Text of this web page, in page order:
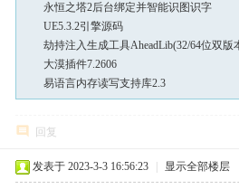
永恒之塔2后台绑定并智能识图识字
UE5.3.2引擎源码
劫持注入生成工具AheadLib(32/64位双版
大漠插件7.2606
易语言内存读写支持库2.3
回复
发表于 2023-3-3 16:56:23 显示全部楼层